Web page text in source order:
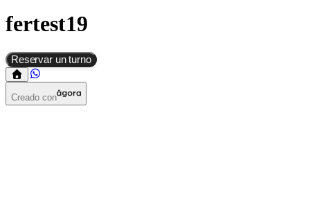
fertest19
Reservar un turno
Creado con